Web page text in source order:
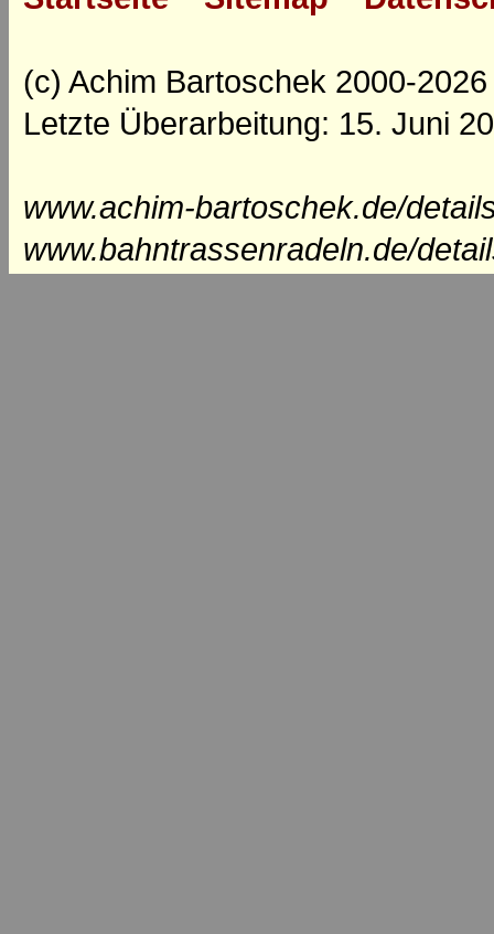
(c) Achim Bartoschek 2000-2026
Letzte Überarbeitung: 15. Juni
www.achim-bartoschek.de/
www.bahntrassenradeln.de/